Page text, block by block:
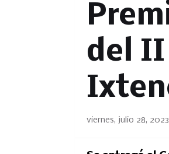
del II
viernes, julio 28, 2023